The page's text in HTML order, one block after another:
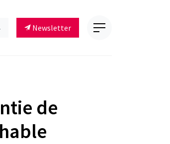
Newsletter
de